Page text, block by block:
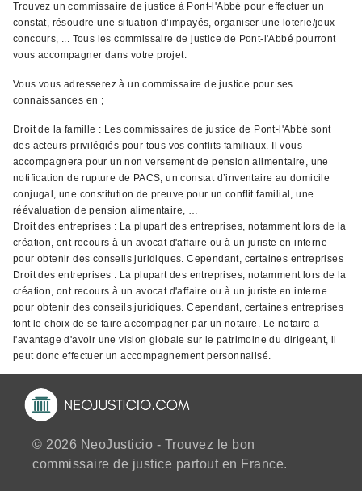
Trouvez un commissaire de justice à Pont-l'Abbé pour effectuer un
constat, résoudre une situation d’impayés, organiser une loterie/jeux
concours, ... Tous les commissaire de justice de Pont-l'Abbé pourront
vous accompagner dans votre projet.
Vous vous adresserez à un commissaire de justice pour ses
connaissances en ;
Droit de la famille : Les commissaires de justice de Pont-l'Abbé sont
des acteurs privilégiés pour tous vos conflits familiaux. Il vous
accompagnera pour un non versement de pension alimentaire, une
notification de rupture de PACS, un constat d’inventaire au domicile
conjugal, une constitution de preuve pour un conflit familial, une
réévaluation de pension alimentaire, …
Droit des entreprises : La plupart des entreprises, notamment lors de la
création, ont recours à un avocat d'affaire ou à un juriste en interne
pour obtenir des conseils juridiques. Cependant, certaines entreprises
Droit des entreprises : La plupart des entreprises, notamment lors de la
création, ont recours à un avocat d'affaire ou à un juriste en interne
pour obtenir des conseils juridiques. Cependant, certaines entreprises
font le choix de se faire accompagner par un notaire. Le notaire a
l'avantage d'avoir une vision globale sur le patrimoine du dirigeant, il
peut donc effectuer un accompagnement personnalisé.
© 2026 NeoJusticio - Trouvez le bon
commissaire de justice partout en France.